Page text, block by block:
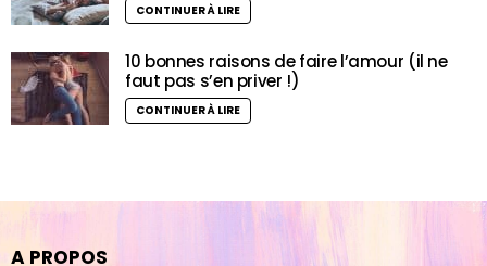
CONTINUER À LIRE
10 bonnes raisons de faire l’amour (il ne
faut pas s’en priver !)
CONTINUER À LIRE
A PROPOS